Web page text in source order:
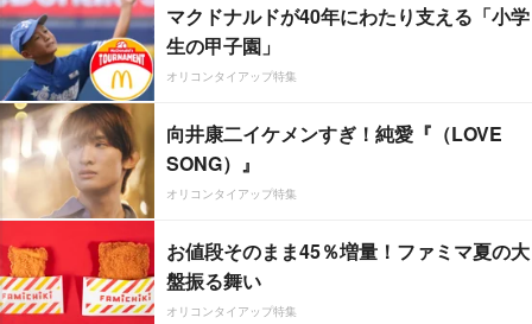
マクドナルドが40年にわたり支える「小学
生の甲子園」
オリコンタイアップ特集
向井康二イケメンすぎ！純愛『（LOVE
SONG）』
オリコンタイアップ特集
お値段そのまま45％増量！ファミマ夏の大
盤振る舞い
オリコンタイアップ特集